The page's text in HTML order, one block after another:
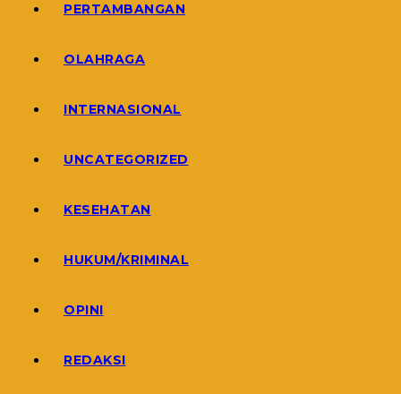
PERTAMBANGAN
OLAHRAGA
INTERNASIONAL
UNCATEGORIZED
KESEHATAN
HUKUM/KRIMINAL
OPINI
REDAKSI